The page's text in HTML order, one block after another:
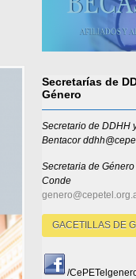
Secretarías de
Género
Secretario de DDHH
Bentacor
Secretaria de
Conde
GACETILLAS DE
/